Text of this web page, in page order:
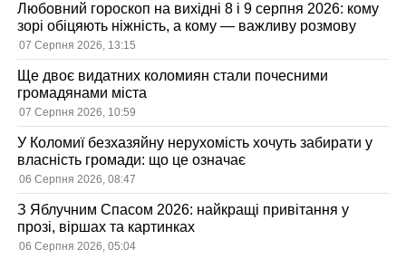
Любовний гороскоп на вихідні 8 і 9 серпня 2026: кому
зорі обіцяють ніжність, а кому — важливу розмову
07 Серпня 2026, 13:15
Ще двоє видатних коломиян стали почесними
громадянами міста
07 Серпня 2026, 10:59
У Коломиї безхазяйну нерухомість хочуть забирати у
власність громади: що це означає
06 Серпня 2026, 08:47
З Яблучним Спасом 2026: найкращі привітання у
прозі, віршах та картинках
06 Серпня 2026, 05:04